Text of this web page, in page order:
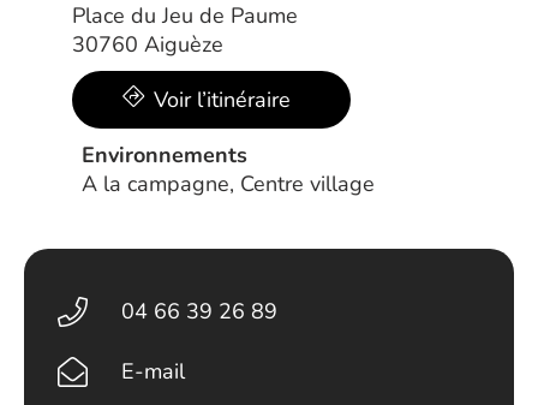
Place du Jeu de Paume
30760 Aiguèze
Voir l’itinéraire
Environnements
A la campagne, Centre village
04 66 39 26 89
E-mail